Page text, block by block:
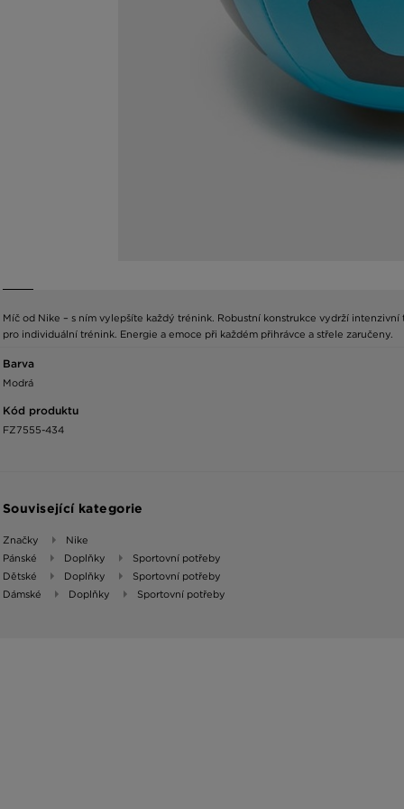
Míč od Nike – s ním vylepšíte každý trénink. Robustní konstrukce vydrží
pro individuální trénink. Energie a emoce při každém přihrávce a střele zaručeny.
Barva
Modrá
Kód produktu
FZ7555-434
Související kategorie
Značky
Nike
Pánské
Doplňky
Sportovní potřeby
Dětské
Doplňky
Sportovní potřeby
Dámské
Doplňky Sportovní potřeby